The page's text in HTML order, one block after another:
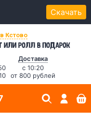
Скачать
в Кстово
или ролл в подарок
Доставка
с 10:20
от 800 рублей